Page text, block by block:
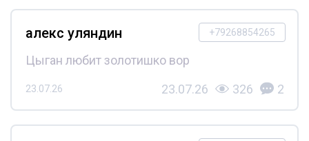
+79268854265
алекс уляндин
Цыган любит золотишко вор
23.07.26 23.07.26 326 2